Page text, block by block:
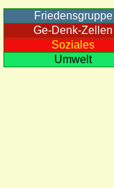
Friedensgruppe
Ge-Denk-Zellen
Soziales
Umwelt